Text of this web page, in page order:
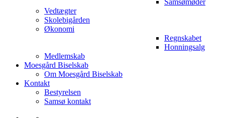
Vedtægter
Skolebigården
Økonomi
Regnskabet
Honningsalg
Medlemskab
Moesgård Biselskab
Om Moesgård Biselskab
Kontakt
Bestyrelsen
Samsø kontakt